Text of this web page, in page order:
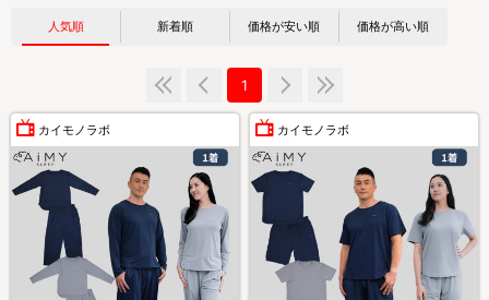
人気順 新着順 価格が安い順 価格が高い順
1
カイモノラボ カイモノラボ